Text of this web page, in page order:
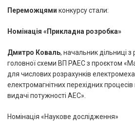
Переможцями конкурсу стали:
Номінація «Прикладна розробка»
Дмитро Коваль, начальник дільниці
головної схеми ВП РАЕС з проєктом
для числових розрахунків
електромагнітних перехідних процесів
видачі потужності АЕС».
Номінація «Наукове дослідження»